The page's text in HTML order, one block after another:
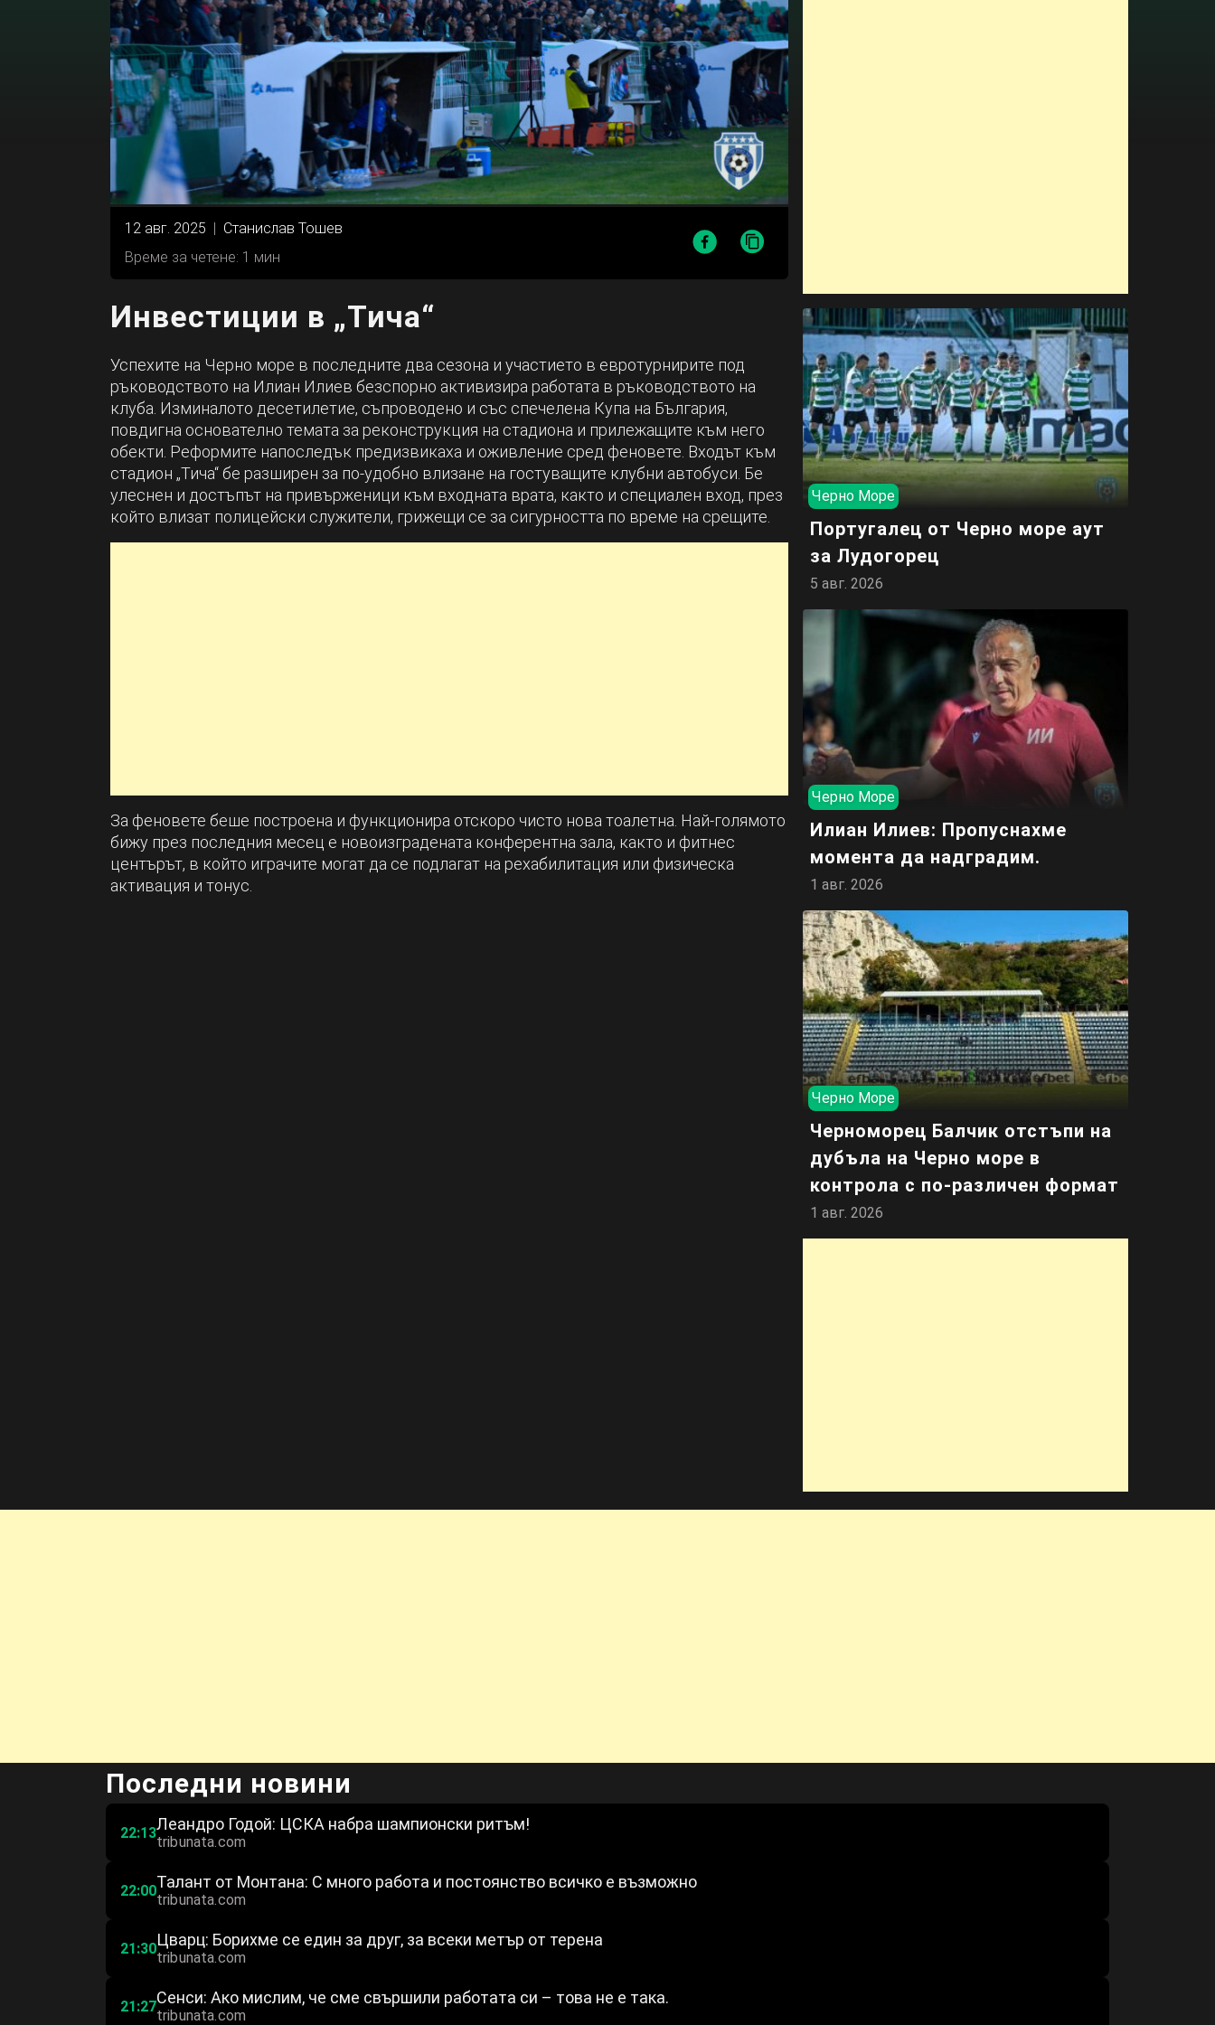
12 авг. 2025 | Станислав Тошев
Време за четене: 1 мин
Инвестиции в „Тича“
Успехите на Черно море в последните два сезона и участието в евротурнирите под
ръководството на Илиан Илиев безспорно активизира работата в ръководството на
клуба. Изминалото десетилетие, съпроводено и със спечелена Купа на България,
повдигна основателно темата за реконструкция на стадиона и прилежащите към него
обекти. Реформите напоследък предизвикаха и оживление сред феновете. Входът към
стадион „Тича“ бе разширен за по-удобно влизане на гостуващите клубни автобуси. Бе
улеснен и достъпът на привърженици към входната врата, както и специален вход, през
който влизат полицейски служители, грижещи се за сигурността по време на срещите.
За феновете беше построена и функционира отскоро чисто нова тоалетна. Най-голямото
бижу през последния месец е новоизградената конферентна зала, както и фитнес
центърът, в който играчите могат да се подлагат на рехабилитация или физическа
активация и тонус.
Черно Море
Португалец от Черно море аут
за Лудогорец
5 авг. 2026
Черно Море
Илиан Илиев: Пропуснахме
момента да надградим.
1 авг. 2026
Черно Море
Черноморец Балчик отстъпи на
дубъла на Черно море в
контрола с по-различен формат
1 авг. 2026
Последни новини
22:13Леандро Годой: ЦСКА набра шампионски ритъм!
tribunata.com
22:00Талант от Монтана: С много работа и постоянство всичко е възможно
tribunata.com
21:30Цварц: Борихме се един за друг, за всеки метър от терена
tribunata.com
21:27Сенси: Ако мислим, че сме свършили работата си – това не е така.
tribunata.com